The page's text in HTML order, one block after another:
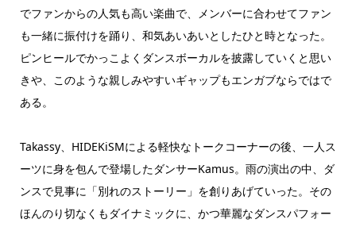
でファンからの人気も高い楽曲で、メンバーに合わせてファン
も一緒に振付けを踊り、和気あいあいとしたひと時となった。
ピンヒールでかっこよくダンスボーカルを披露していくと思い
きや、このような親しみやすいギャップもエンガブならではで
ある。
Takassy、HIDEKiSMによる軽快なトークコーナーの後、一人ス
ーツに身を包んで登場したダンサーKamus。雨の演出の中、ダ
ンスで見事に「別れのストーリー」を創りあげていった。その
ほんのり切なくもダイナミックに、かつ華麗なダンスパフォー